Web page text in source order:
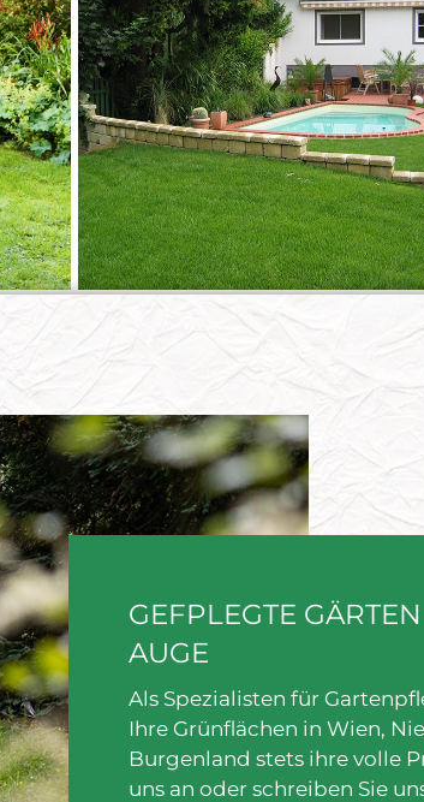
GEFPLEGTE
AUGE
Als Spezialisten für
Ihre Grünflächen in Wien,
Burgenland stets ihre volle
uns an oder schreiben Sie